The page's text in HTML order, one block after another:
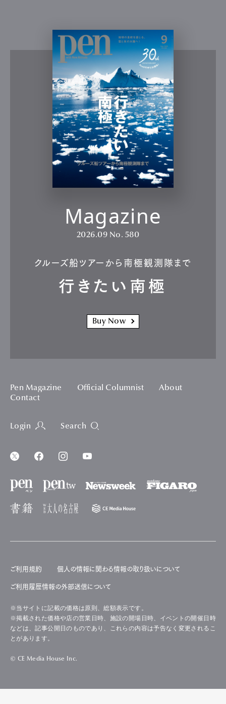
Magazine
2026.09 No. 580
クルーズ船ツアーから南極観測隊まで
行きたい南極
Buy Now
Pen Magazine Official Columnist
About
Contact
Login Search
ご利用規約 個人の情報に関わる情報の取り扱いについて
ご利用履歴情報の外部送信について
※当サイトに記載の価格は原則、総額表示です。
※掲載された価格や店の営業日時、施設の開場日時、イベントの開催日時
などは、記事公開日のものであり、これらの内容は予告なく変更されるこ
とがあります。
© CE Media House Inc.